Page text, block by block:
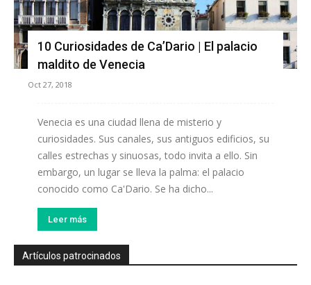
10 Curiosidades de Ca’Dario | El palacio
maldito de Venecia
Oct 27, 2018
Venecia es una ciudad llena de misterio y
curiosidades. Sus canales, sus antiguos edificios, su
calles estrechas y sinuosas, todo invita a ello. Sin
embargo, un lugar se lleva la palma: el palacio
conocido como Ca'Dario. Se ha dicho...
Leer más
Artículos patrocinados